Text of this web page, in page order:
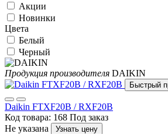
Акции
Новинки
Цвета
Белый
Черный
Продукция производителя DAIKIN
Быстрый
Daikin FTXF20B / RXF20B
Код товара: 168 Под заказ
Не указана
Узнать цену